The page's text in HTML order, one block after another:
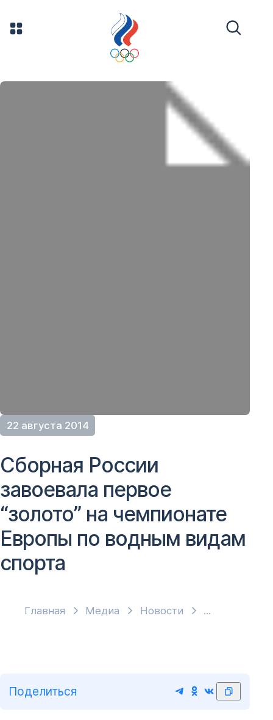
22 августа 2014
Главная Медиа Новости
Сборная России
завоевала первое
“золото” на чемпионате
Европы по водным видам
спорта
Поделиться